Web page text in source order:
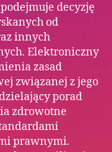
decyzję
od
innych
Elektroniczny
zasad
związanej z jego
porad
zdrowotne
prawnymi.